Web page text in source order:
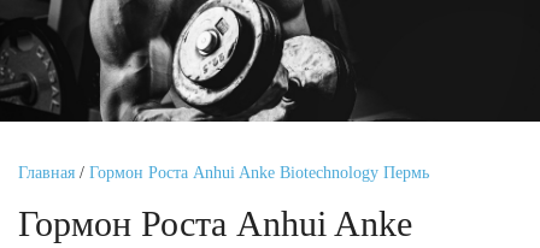
Главная / Гормон Роста Anhui Anke Biotechnology Пермь
Гормон Роста Anhui Anke